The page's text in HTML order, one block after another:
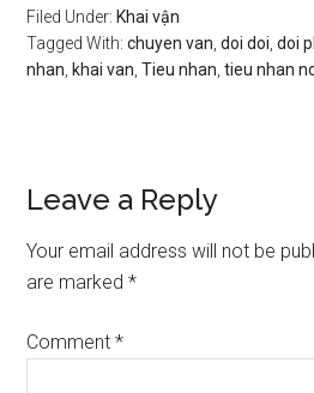
Filed Under: Khai vận
Tagged With:chuyen van ,doi doi ,doi
nhan khai van ,Tieu nhan ,tieu nhan
Reader
Interactions
Leave a Reply
Your email address will not be
are marked*
Comment*